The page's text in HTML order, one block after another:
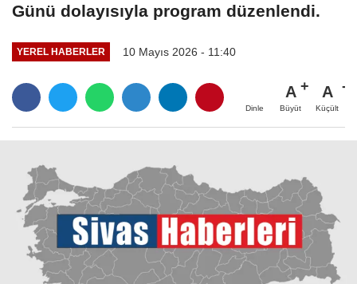
Günü dolayısıyla program düzenlendi.
YEREL HABERLER 10 Mayıs 2026 - 11:40
Dinle
A
Büyüt
A
Küçült